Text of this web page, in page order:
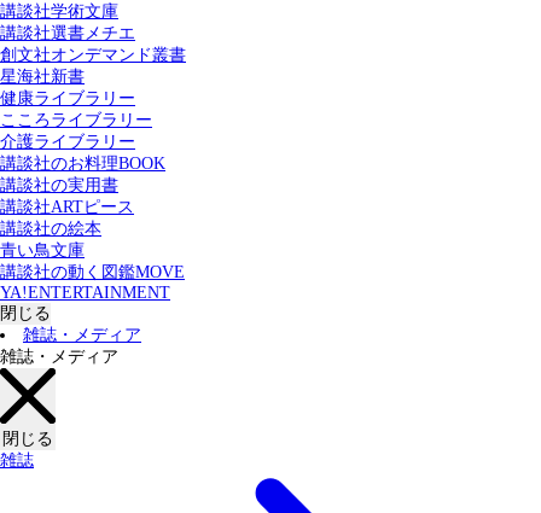
講談社学術文庫
講談社選書メチエ
創文社オンデマンド叢書
星海社新書
健康ライブラリー
こころライブラリー
介護ライブラリー
講談社のお料理BOOK
講談社の実用書
講談社ARTピース
講談社の絵本
青い鳥文庫
講談社の動く図鑑MOVE
YA!ENTERTAINMENT
閉じる
雑誌・メディア
雑誌・メディア
閉じる
雑誌